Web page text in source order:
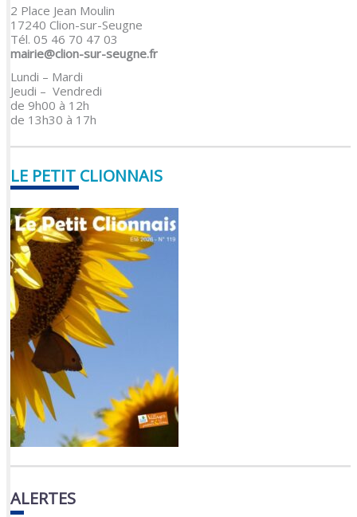
2 Place Jean Moulin
17240 Clion-sur-Seugne
Tél. 05 46 70 47 03
mairie@clion-sur-seugne.fr
Lundi – Mardi
Jeudi – Vendredi
de 9h00 à 12h
de 13h30 à 17h
LE PETIT CLIONNAIS
ALERTES